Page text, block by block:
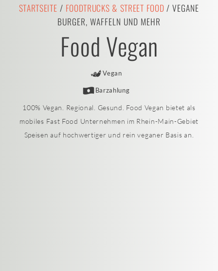
STARTSEITE / FOODTRUCKS & STREET FOOD/ VEGANE
BURGER, WAFFELN UND MEHR
Food Vegan
Vegan
Barzahlung
100% Vegan. Regional. Gesund. Food Vegan bietet als
mobiles Fast Food Unternehmen im Rhein-Main-Gebiet
Speisen auf hochwertiger und rein veganer Basis an.